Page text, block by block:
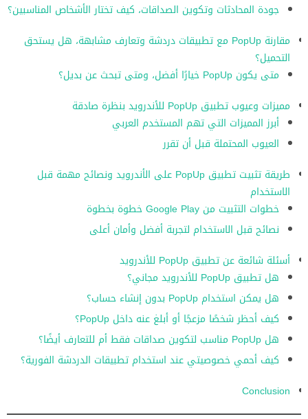
جودة المحادثات وتكوين الصداقات، كيف تختار الأشخاص المناسبين؟
مقارنة PopUp مع تطبيقات دردشة وتعارف مشابهة، هل يستحق
التحميل؟
متى يكون PopUp خيارًا أفضل، ومتى تبحث عن بديل؟
مميزات وعيوب تطبيق PopUp للأندرويد بنظرة صادقة
أبرز المميزات التي تهم المستخدم العربي
العيوب المحتملة قبل أن تقرر
طريقة تثبيت تطبيق PopUp على الأندرويد ونصائح مهمة قبل
الاستخدام
خطوات التثبيت من Google Play خطوة بخطوة
نصائح قبل الاستخدام لتجربة أفضل وأمان أعلى
أسئلة شائعة عن تطبيق PopUp للأندرويد
هل تطبيق PopUp للأندرويد مجاني؟
هل يمكن استخدام PopUp بدون إنشاء حساب؟
كيف أحظر شخصًا مزعجًا أو أبلغ عنه داخل PopUp؟
هل PopUp مناسب لتكوين صداقات فقط أم للتعارف أيضًا؟
كيف أحمي خصوصيتي عند استخدام تطبيقات الدردشة الفورية؟
Conclusion